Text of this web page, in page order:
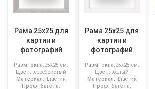
Рама 25x25 для
картин и
фотографий
Разм. окна:25x25 см.
Цвет..:серебристый
Материал:Пластик
Проф. багета:
Рама 25x25 для
картин и
фотографий
Разм. окна:25x25 см.
Цвет..:белый
Материал:Пластик
Проф. багета: